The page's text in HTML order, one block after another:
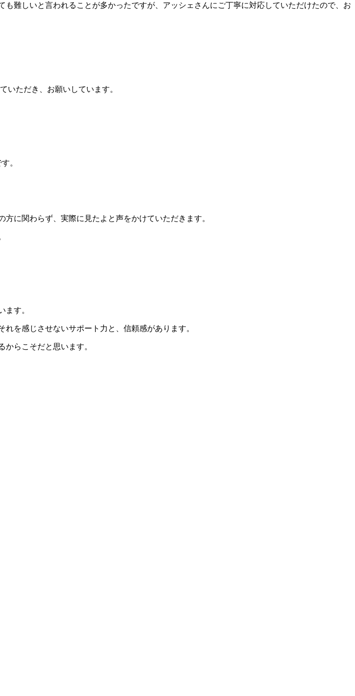
難しいと言われることが多かったですが、アッシェさんにご丁寧に対応していただけたので、お
いただき、お願いしています。
。
に関わらず、実際に見たよと声をかけていただきます。
ます。
を感じさせないサポート力と、信頼感があります。
らこそだと思います。